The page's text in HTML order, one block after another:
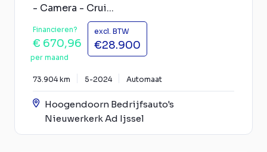
- Camera - Crui...
Financieren?
€ 670,96
per maand
excl. BTW
€28.900
73.904 km 5-2024 Automaat
Hoogendoorn Bedrijfsauto's
Nieuwerkerk Ad Ijssel